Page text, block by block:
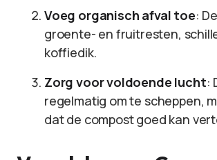
Voeg organisch afval toe:
groente- en fruitresten,
koffiedik.
Zorg voor voldoende lucht:
regelmatig om te scheppen,
dat de compost goed kan